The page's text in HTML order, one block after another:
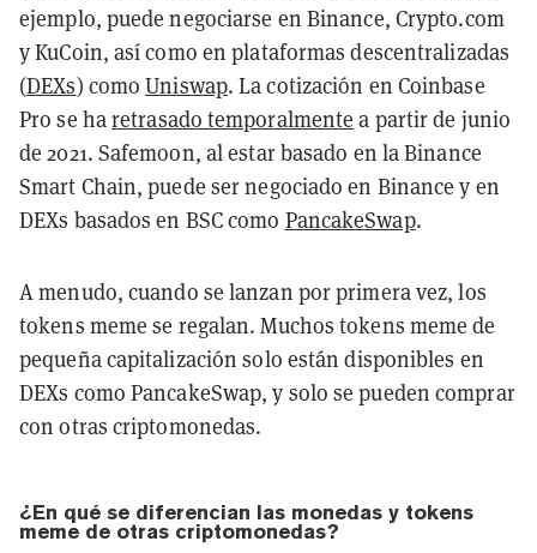
ejemplo, puede negociarse en Binance, Crypto.com
y KuCoin, así como en plataformas descentralizadas
(DEXs) comoUniswap. La cotización en Coinbase
Pro se haretrasado temporalmente a partir de junio
de 2021. Safemoon, al estar basado en la Binance
Smart Chain, puede ser negociado en Binance y en
DEXs basados en BSC como PancakeSwap.
A menudo, cuando se lanzan por primera vez, los
tokens meme se regalan. Muchos tokens meme de
pequeña capitalización solo están disponibles en
DEXs como PancakeSwap, y solo se pueden comprar
con otras criptomonedas.
¿En qué se diferencian las monedas y tokens
meme de otras criptomonedas?